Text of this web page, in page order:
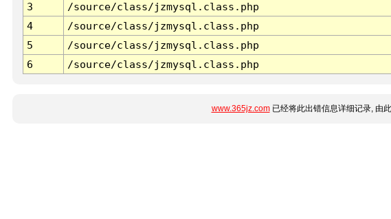
3
/source/class/jzmysql.class.php
4
/source/class/jzmysql.class.php
5
/source/class/jzmysql.class.php
6
/source/class/jzmysql.class.php
www.365jz.com已经将此出错信息详细记录, 由